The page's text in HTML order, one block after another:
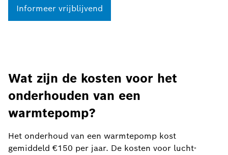
Informeer vrijblijvend
Wat zijn de kosten voor het
onderhouden van een
warmtepomp?
Het onderhoud van een warmtepomp kost
gemiddeld €150 per jaar. De kosten voor lucht-